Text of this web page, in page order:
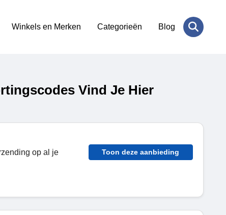
Winkels en Merken Categorieën Blog
Vind Je Hier
op al je
Toon deze aanbieding